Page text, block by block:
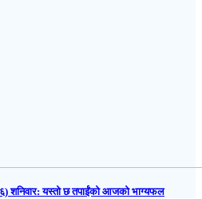
यस्तो छ तपाईंको आजको भाग्यफल